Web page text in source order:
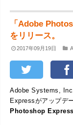
「Adobe
をリリース。
2017年09月19日
Adobe Systems,
Expressがアップデ
Photoshop